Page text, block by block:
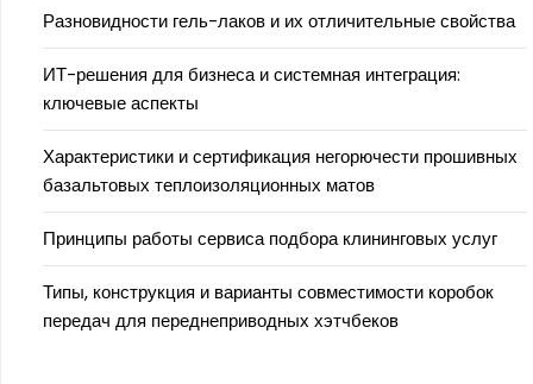
Разновидности гель-лаков и их отличительные свойства
ИТ-решения для бизнеса и системная интеграция:
ключевые аспекты
Характеристики и сертификация негорючести прошивных
базальтовых теплоизоляционных матов
Принципы работы сервиса подбора клининговых услуг
Типы, конструкция и варианты совместимости коробок
передач для переднеприводных хэтчбеков